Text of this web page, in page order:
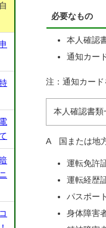
必要なもの
本人確認
通知カー
注：通知カー
本人確認書類
A 国または地
運転免許
運転経歴
パスポート
身体障害